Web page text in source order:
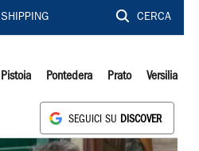
SHIPPING CERCA
Pistoia Pontedera Prato Versilia
SEGUICI SU DISCOVER